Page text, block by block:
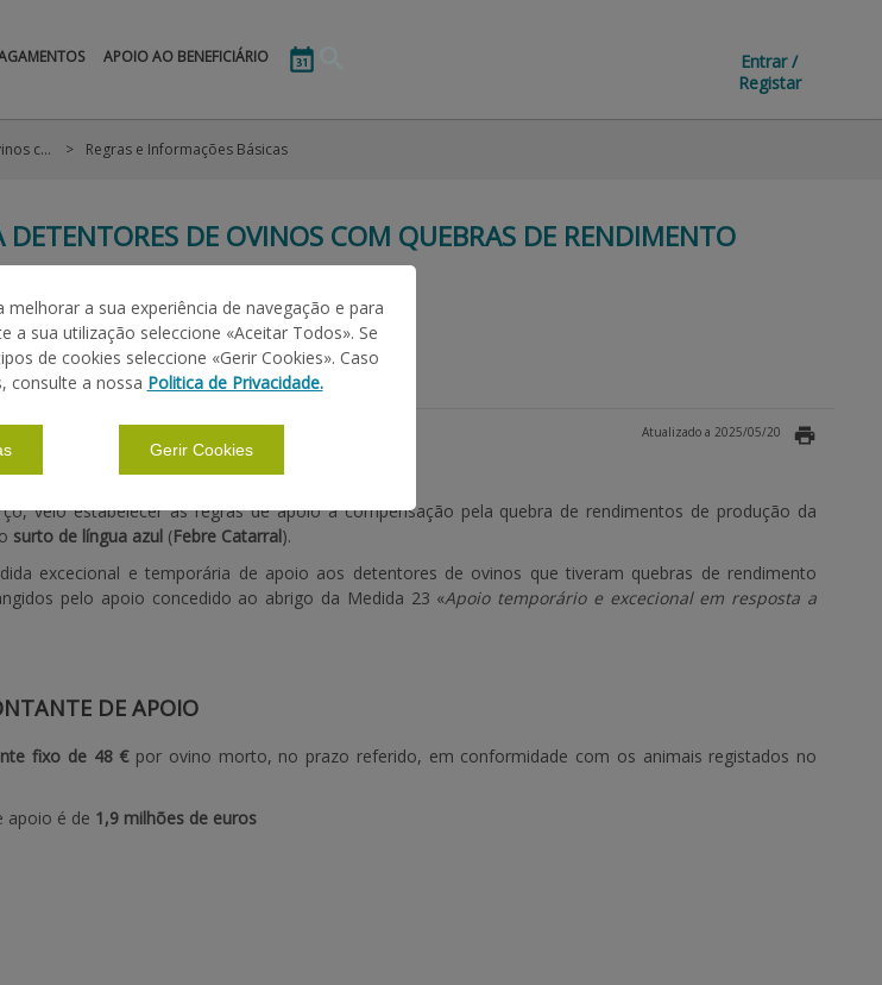
APOIO AO BENEFICIÁRIO
Entrar /
Registar
Febre Catarral - Apoio a Detentores de Ovinos com Quebras de Rendimento Inferiores a 30% Regras e Informações Básicas
DETENTORES DE OVINOS COM QUEBRAS DE RENDIMENTO
MANUAIS | LEGISLAÇÃO |
Atualizado a 2025/05/20
veio estabelecer as regras de apoio à compensação pela quebra de rendimentos de produção da
surto de língua azul (Febre Catarral).
excecional e temporária de apoio aos detentores de ovinos que tiveram quebras de rendimento
pelo apoio concedido ao abrigo da Medida 23 «Apoio temporário e excecional em resposta a
DE APOIO
fixo de 48 € por ovino morto, no prazo referido, em conformidade com os animais registados no
apoio é de 1,9 milhões de euros
melhorar a sua experiência de navegação e para
a sua utilização seleccione «Aceitar Todos». Se
de cookies seleccione «Gerir Cookies». Caso
consulte a nossa Politica de Privacidade.
Gerir Cookies